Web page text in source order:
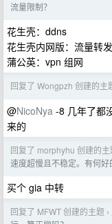
流量限制？
花生壳：ddns
花生壳内网版：流量转发
蒲公英：vpn 组网
回复了 Wongpzh 创建的主
@NicoNya -8 几年了都
来的
回复了 morphyhu 创建的主
速度超慢且不稳定。有何好
买个 gia 中转
回复了 MFWT 创建的主题 ›